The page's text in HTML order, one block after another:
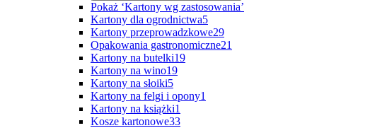
Pokaż ‘Kartony wg zastosowania’
Kartony dla ogrodnictwa5
Kartony przeprowadzkowe29
Opakowania gastronomiczne21
Kartony na butelki19
Kartony na wino19
Kartony na słoiki5
Kartony na felgi i opony1
Kartony na książki1
Kosze kartonowe33